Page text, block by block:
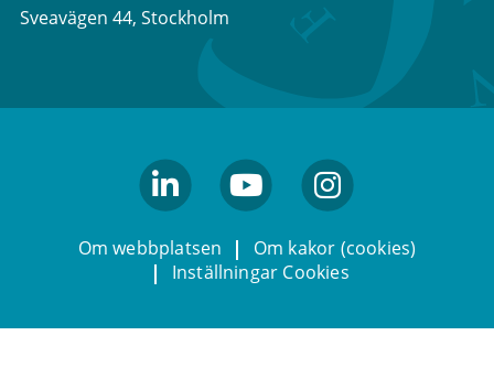
Sveavägen 44, Stockholm
Om webbplatsen
Om kakor (cookies)
Inställningar Cookies